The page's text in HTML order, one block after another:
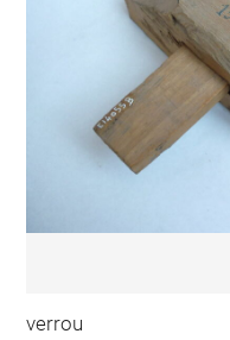
verrou